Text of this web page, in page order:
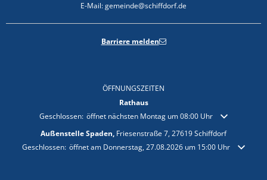
E-Mail: gemeinde@schiffdorf.de
Barriere melden
ÖFFNUNGSZEITEN
Rathaus
Klicken, um weitere Öffnungs- oder Schließzeiten auszublenden
Geschlossen: öffnet nächsten Montag um 08:00 Uhr
Außenstelle Spaden, Friesenstraße 7, 27619 Schiffdorf
Klicken, um weitere Öffnungs- oder Schließzeiten auszublenden
Geschlossen: öffnet am Donnerstag, 27.08.2026 um 15:00 Uhr